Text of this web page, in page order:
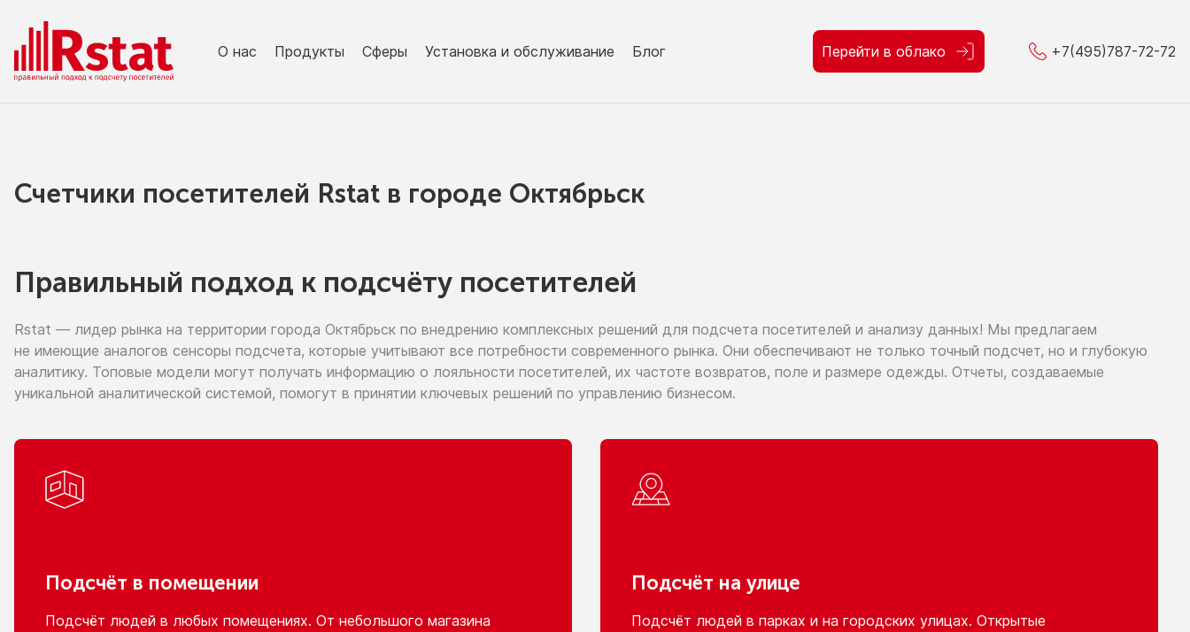
О нас Продукты Сферы Установка и обслуживание Блог Перейти в облако +7(495)787-72-72
Счетчики посетителей Rstat в городe Октябрьск
Правильный подход к подсчёту посетителей
Rstat — лидер рынка на территории города Октябрьск по внедрению комплексных решений для подсчета посетителей и анализу данных! Мы предлагаем
не имеющие аналогов сенсоры подсчета, которые учитывают все потребности современного рынка. Они обеспечивают не только точный подсчет, но и глубокую
аналитику. Топовые модели могут получать информацию о лояльности посетителей, их частоте возвратов, поле и размере одежды. Отчеты, создаваемые
уникальной аналитической системой, помогут в принятии ключевых решений по управлению бизнесом.
Подсчёт в помещении
Подсчёт людей в любых помещениях. От небольшого магазина
Подсчёт на улице
Подсчёт людей в парках и на городских улицах. Открытые